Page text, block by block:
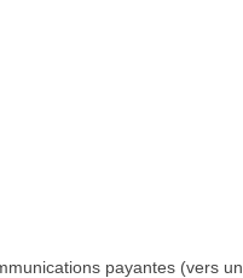
payantes (vers un